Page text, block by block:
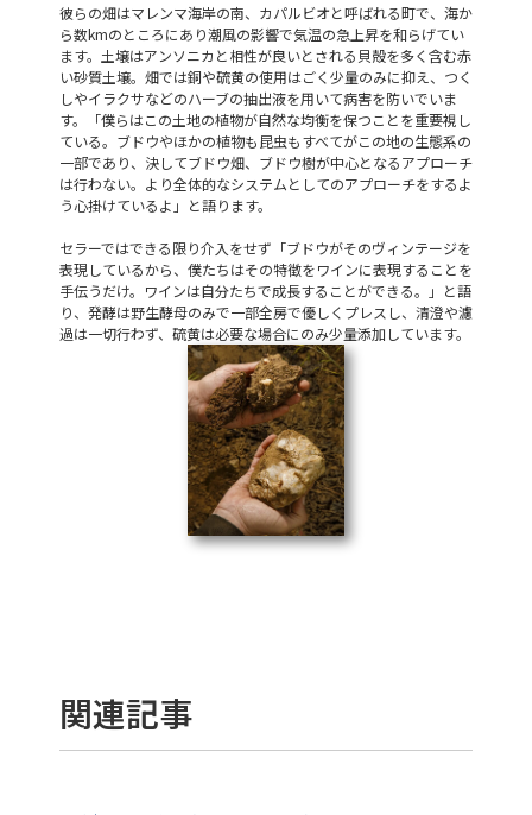
彼らの畑はマレンマ海岸の南、カパルビオと呼ばれる町で、海か
ら数kmのところにあり潮風の影響で気温の急上昇を和らげてい
ます。土壌はアンソニカと相性が良いとされる貝殻を多く含む赤
い砂質土壌。畑では銅や硫黄の使用はごく少量のみに抑え、つく
しやイラクサなどのハーブの抽出液を用いて病害を防いでいま
す。「僕らはこの土地の植物が自然な均衡を保つことを重要視し
ている。ブドウやほかの植物も昆虫もすべてがこの地の生態系の
一部であり、決してブドウ畑、ブドウ樹が中心となるアプローチ
は行わない。より全体的なシステムとしてのアプローチをするよ
う心掛けているよ」と語ります。
セラーではできる限り介入をせず「ブドウがそのヴィンテージを
表現しているから、僕たちはその特徴をワインに表現することを
手伝うだけ。ワインは自分たちで成長することができる。」と語
り、発酵は野生酵母のみで一部全房で優しくプレスし、清澄や濾
過は一切行わず、硫黄は必要な場合にのみ少量添加しています。
関連記事